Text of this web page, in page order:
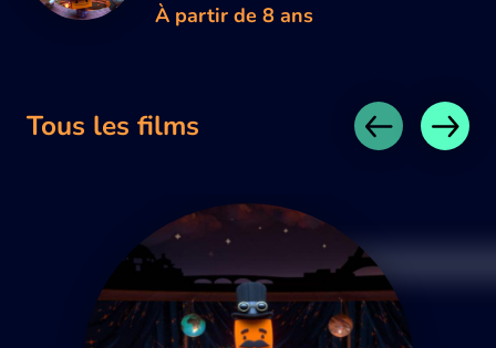
À partir de 8 ans
Tous les films